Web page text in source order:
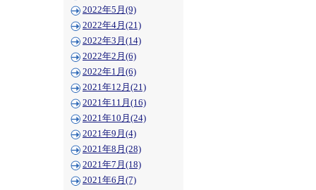
2022年5月(9)
2022年4月(21)
2022年3月(14)
2022年2月(6)
2022年1月(6)
2021年12月(21)
2021年11月(16)
2021年10月(24)
2021年9月(4)
2021年8月(28)
2021年7月(18)
2021年6月(7)